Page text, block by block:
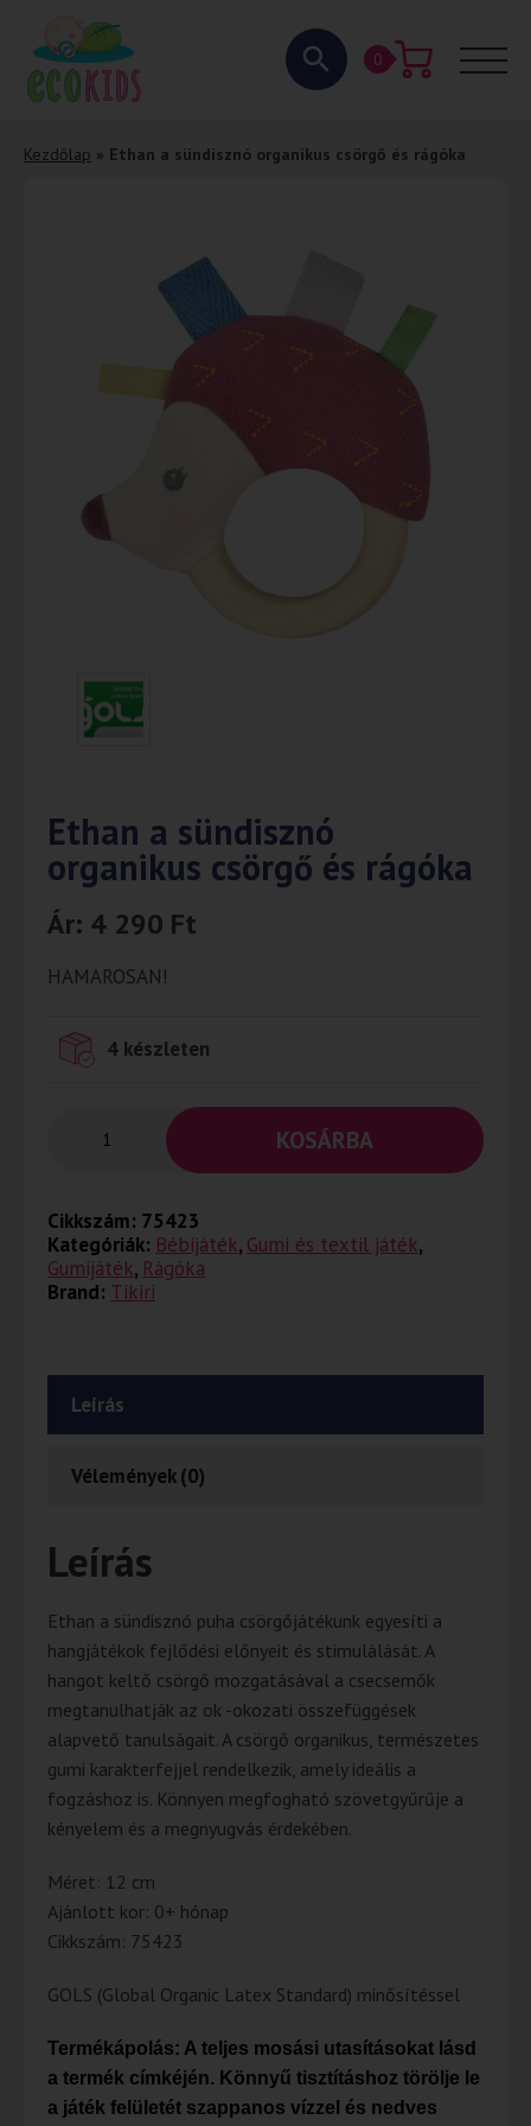
0
Kezdőlap » Ethan a sündisznó organikus csörgő és rágóka
Ethan a sündisznó
organikus csörgő és rágóka
Ár: 4 290 Ft
HAMAROSAN!
4 készleten
KOSÁRBA
Cikkszám: 75423
Kategóriák: Bébijáték, Gumi és textil játék,
Gumijáték, Rágóka
Brand: Tikiri
Leírás
Vélemények (0)
Leírás
Ethan a sündisznó puha csörgőjátékunk egyesíti a
hangjátékok fejlődési előnyeit és stimulálását. A
hangot keltő csörgő mozgatásával a csecsemők
megtanulhatják az ok -okozati összefüggések
alapvető tanulságait. A csörgő organikus, természetes
gumi karakterfejjel rendelkezik, amely ideális a
fogzáshoz is. Könnyen megfogható szövetgyűrűje a
kényelem és a megnyugvás érdekében.
Méret: 12 cm
Ajánlott kor: 0+ hónap
Cikkszám: 75423
GOLS (Global Organic Latex Standard) minősítéssel
Termékápolás: A teljes mosási utasításokat lásd
a termék címkéjén. Könnyű tisztításhoz törölje le
a játék felületét szappanos vízzel és nedves